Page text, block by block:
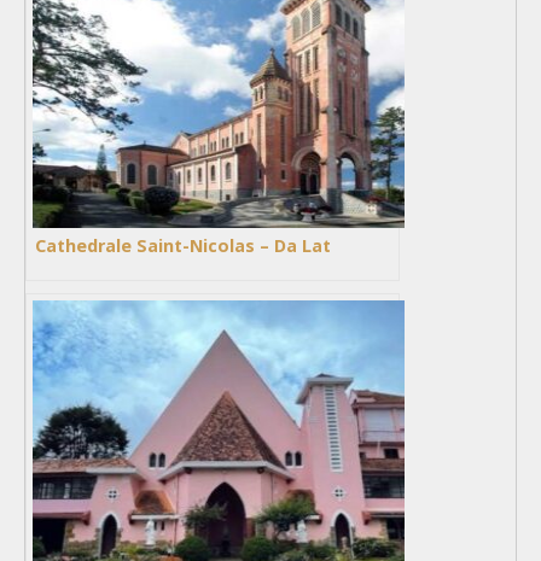
Cathedrale Saint-Nicolas – Da Lat